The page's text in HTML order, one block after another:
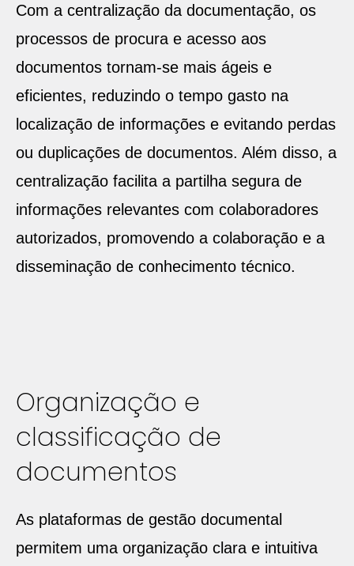
Com a centralização da documentação, os
processos de procura e acesso aos
documentos tornam-se mais ágeis e
eficientes, reduzindo o tempo gasto na
localização de informações e evitando perdas
ou duplicações de documentos. Além disso, a
centralização facilita a partilha segura de
informações relevantes com colaboradores
autorizados, promovendo a colaboração e a
disseminação de conhecimento técnico.
Organização e
classificação de
documentos
As plataformas de gestão documental
permitem uma organização clara e intuitiva